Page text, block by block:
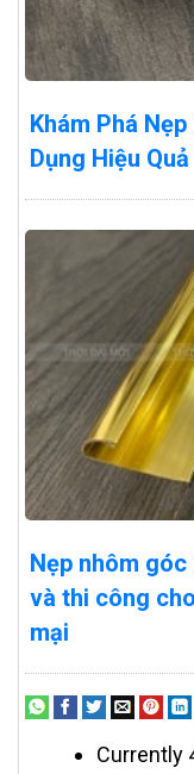
Khám Phá
Dụng Hiệu
Nẹp nhôm
và thi công
mại
Currently